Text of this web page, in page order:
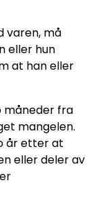
varen, må
eller hun
at han eller
måneder fra
mangelen.
år etter at
eller deler av